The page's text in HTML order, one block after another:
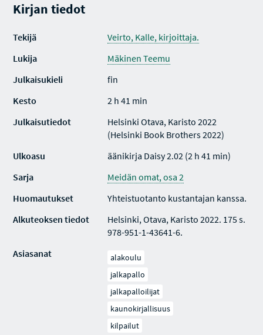
Kirjan tiedot
Tekijä
Veirto, Kalle, kirjoittaja.
Lukija
Mäkinen Teemu
Julkaisukieli
fin
Kesto
2 h 41 min
Julkaisutiedot
Helsinki Otava, Karisto 2022
(Helsinki Book Brothers 2022)
Ulkoasu
äänikirja Daisy 2.02 (2 h 41 min)
Sarja
Meidän omat, osa 2
Huomautukset
Yhteistuotanto kustantajan kanssa.
Alkuteoksen tiedot
Helsinki, Otava, Karisto 2022. 175 s.
978-951-1-43641-6.
Asiasanat
alakoulu
jalkapallo
jalkapalloilijat
kaunokirjallisuus
kilpailut